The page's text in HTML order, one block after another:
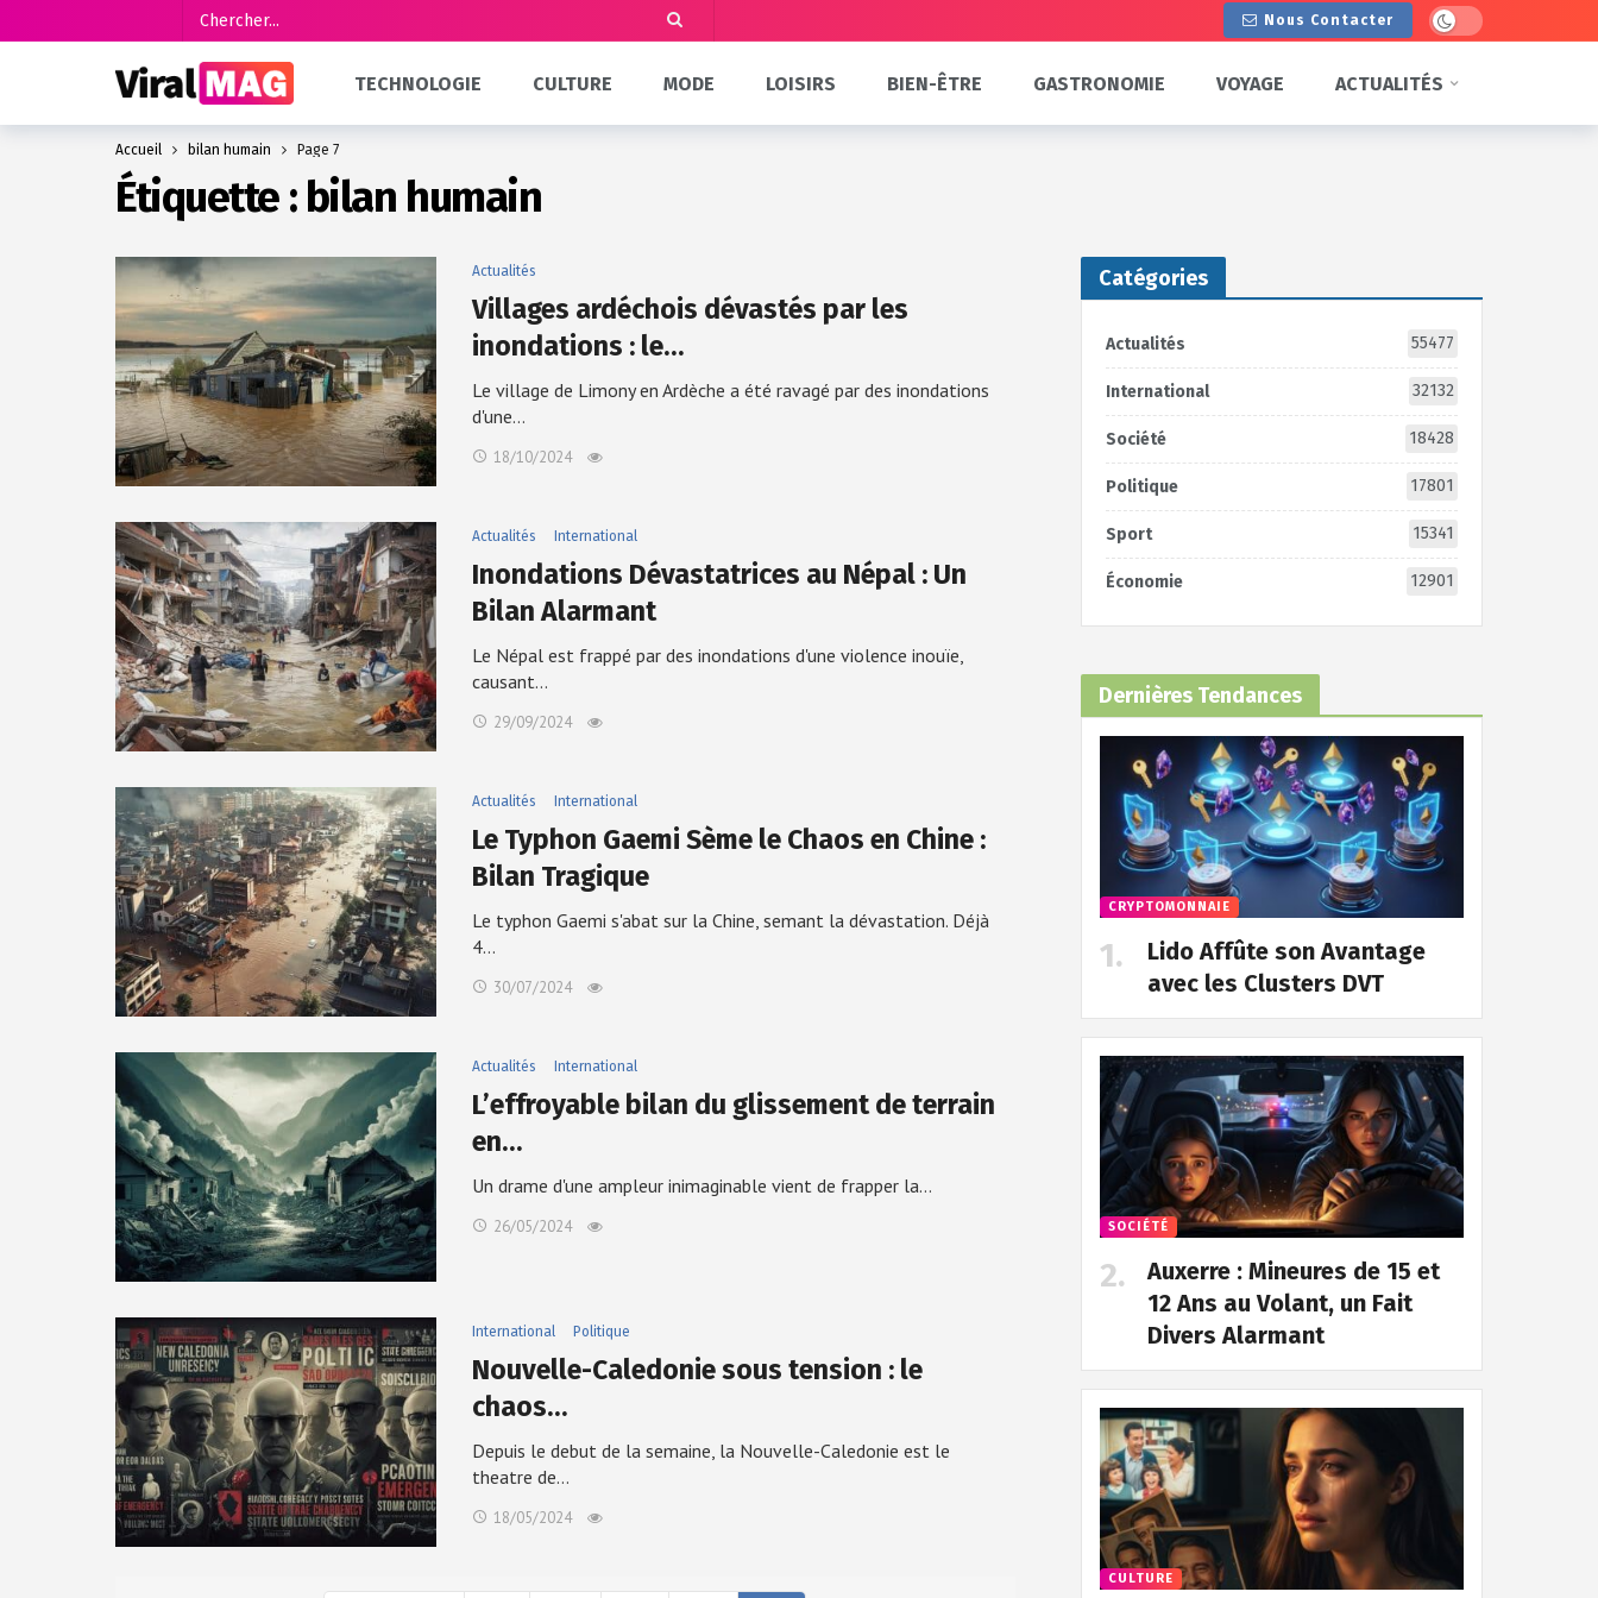
Nous Contacter Dark mode
TECHNOLOGIE CULTURE MODE LOISIRS BIEN-ÊTRE GASTRONOMIE VOYAGE ACTUALITÉS
Accueil bilan humain Page 7
Étiquette : bilan humain
Actualités
Villages ardéchois dévastés par les
inondations : le…
Le village de Limony en Ardèche a été ravagé par des inondations
d'une…
18/10/2024
Actualités International
Inondations Dévastatrices au Népal : Un
Bilan Alarmant
Le Népal est frappé par des inondations d'une violence inouïe,
causant…
29/09/2024
Actualités International
Le Typhon Gaemi Sème le Chaos en Chine :
Bilan Tragique
Le typhon Gaemi s'abat sur la Chine, semant la dévastation. Déjà
4…
30/07/2024
Actualités International
L’effroyable bilan du glissement de terrain
en…
Un drame d'une ampleur inimaginable vient de frapper la…
26/05/2024
International Politique
Nouvelle-Caledonie sous tension : le
chaos…
Depuis le debut de la semaine, la Nouvelle-Caledonie est le
theatre de…
18/05/2024
Catégories
Actualités 55477
International 32132
Société 18428
Politique 17801
Sport 15341
Économie 12901
Dernières Tendances
CRYPTOMONNAIE
Lido Affûte son Avantage
avec les Clusters DVT
SOCIÉTÉ
Auxerre : Mineures de 15 et
12 Ans au Volant, un Fait
Divers Alarmant
CULTURE